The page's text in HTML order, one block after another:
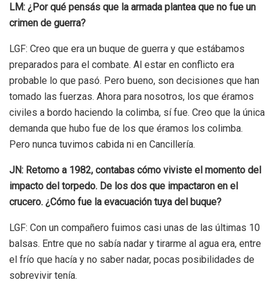
LM: ¿Por qué pensás que la armada plantea que no fue un
crimen de guerra?
LGF: Creo que era un buque de guerra y que estábamos
preparados para el combate. Al estar en conflicto era
probable lo que pasó. Pero bueno, son decisiones que han
tomado las fuerzas. Ahora para nosotros, los que éramos
civiles a bordo haciendo la colimba, sí fue. Creo que la única
demanda que hubo fue de los que éramos los colimba.
Pero nunca tuvimos cabida ni en Cancillería.
JN: Retomo a 1982, contabas cómo viviste el momento del
impacto del torpedo. De los dos que impactaron en el
crucero. ¿Cómo fue la evacuación tuya del buque?
LGF: Con un compañero fuimos casi unas de las últimas 10
balsas. Entre que no sabía nadar y tirarme al agua era, entre
el frío que hacía y no saber nadar, pocas posibilidades de
sobrevivir tenía.